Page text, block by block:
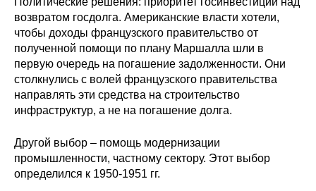
возвратом госдолга. Американские власти хотели,
чтобы доходы французского правительство от
полученной помощи по плану Маршалла шли в
первую очередь на погашение задолженности. Они
столкнулись с волей французского правительства
направлять эти средства на строительство
инфраструктур, а не на погашение долга.
Другой выбор – помощь модернизации
промышленности, частному сектору. Этот выбор
определился к 1950-1951 гг.